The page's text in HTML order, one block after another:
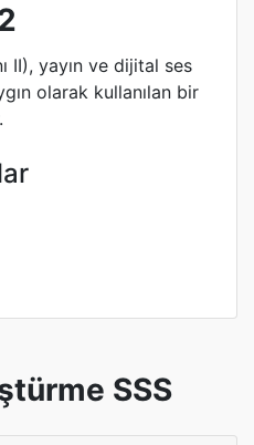
II), yayın ve dijital ses
olarak kullanılan bir
SSS